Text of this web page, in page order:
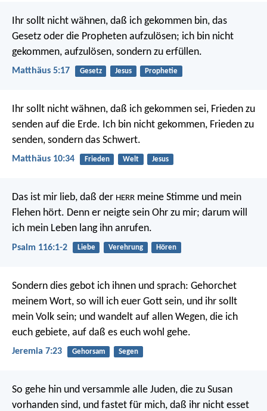
Ihr sollt nicht wähnen, daß ich gekommen bin, das
Gesetz oder die Propheten aufzulösen; ich bin nicht
gekommen, aufzulösen, sondern zu erfüllen.
Matthäus 5:17 Gesetz Jesus Prophetie
Ihr sollt nicht wähnen, daß ich gekommen sei, Frieden zu
senden auf die Erde. Ich bin nicht gekommen, Frieden zu
senden, sondern das Schwert.
Matthäus 10:34 Frieden Welt Jesus
Das ist mir lieb, daß der HERR meine Stimme und mein
Flehen hört. Denn er neigte sein Ohr zu mir; darum will
ich mein Leben lang ihn anrufen.
Psalm 116:1-2 Liebe Verehrung Hören
Sondern dies gebot ich ihnen und sprach: Gehorchet
meinem Wort, so will ich euer Gott sein, und ihr sollt
mein Volk sein; und wandelt auf allen Wegen, die ich
euch gebiete, auf daß es euch wohl gehe.
Jeremia 7:23 Gehorsam Segen
So gehe hin und versammle alle Juden, die zu Susan
vorhanden sind, und fastet für mich, daß ihr nicht esset